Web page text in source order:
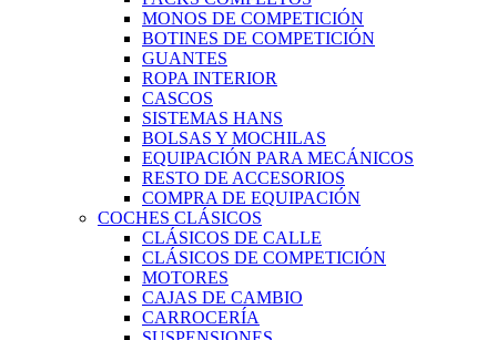
MONOS DE COMPETICIÓN
BOTINES DE COMPETICIÓN
GUANTES
ROPA INTERIOR
CASCOS
SISTEMAS HANS
BOLSAS Y MOCHILAS
EQUIPACIÓN PARA MECÁNICOS
RESTO DE ACCESORIOS
COMPRA DE EQUIPACIÓN
COCHES CLÁSICOS
CLÁSICOS DE CALLE
CLÁSICOS DE COMPETICIÓN
MOTORES
CAJAS DE CAMBIO
CARROCERÍA